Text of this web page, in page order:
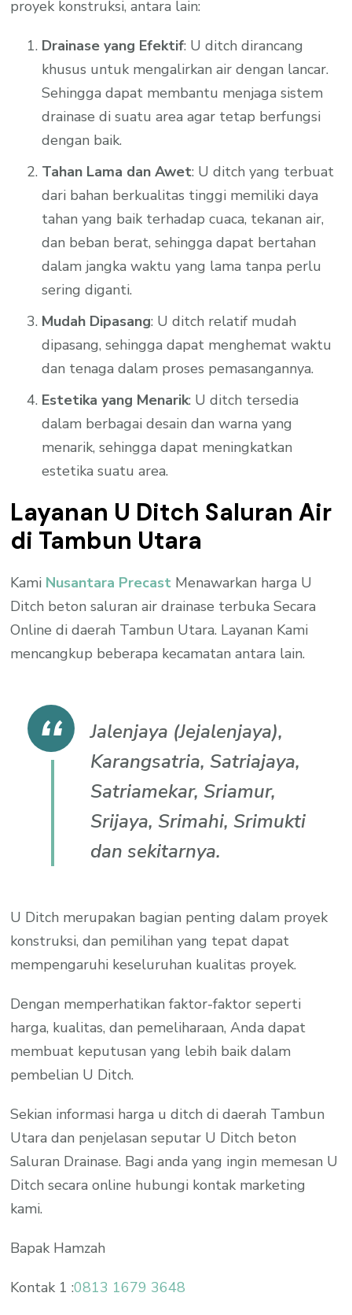
proyek konstruksi, antara lain:
Drainase yang Efektif: U ditch dirancang
khusus untuk mengalirkan air dengan lancar.
Sehingga dapat membantu menjaga sistem
drainase di suatu area agar tetap berfungsi
dengan baik.
Tahan Lama dan Awet: U ditch yang terbuat
dari bahan berkualitas tinggi memiliki daya
tahan yang baik terhadap cuaca, tekanan air,
dan beban berat, sehingga dapat bertahan
dalam jangka waktu yang lama tanpa perlu
sering diganti.
Mudah Dipasang: U ditch relatif mudah
dipasang, sehingga dapat menghemat waktu
dan tenaga dalam proses pemasangannya.
Estetika yang Menarik: U ditch tersedia
dalam berbagai desain dan warna yang
menarik, sehingga dapat meningkatkan
estetika suatu area.
Layanan U Ditch Saluran Air
di Tambun Utara
Kami Nusantara Precast Menawarkan harga U
Ditch beton saluran air drainase terbuka Secara
Online di daerah Tambun Utara. Layanan Kami
mencangkup beberapa kecamatan antara lain.
Jalenjaya (Jejalenjaya),
Karangsatria, Satriajaya,
Satriamekar, Sriamur,
Srijaya, Srimahi, Srimukti
dan sekitarnya.
U Ditch merupakan bagian penting dalam proyek
konstruksi, dan pemilihan yang tepat dapat
mempengaruhi keseluruhan kualitas proyek.
Dengan memperhatikan faktor-faktor seperti
harga, kualitas, dan pemeliharaan, Anda dapat
membuat keputusan yang lebih baik dalam
pembelian U Ditch.
Sekian informasi harga u ditch di daerah Tambun
Utara dan penjelasan seputar U Ditch beton
Saluran Drainase. Bagi anda yang ingin memesan U
Ditch secara online hubungi kontak marketing
kami.
Bapak Hamzah
Kontak 1 :0813 1679 3648